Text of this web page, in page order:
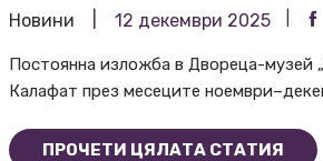
Новини 12 декември 2025
Постоянна изложба в Двореца-музей
Калафат през месеците
ПРОЧЕТИ ЦЯЛАТА СТАТИЯ